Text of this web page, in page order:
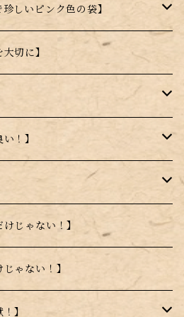
つ使用】
】
できる】
しいピンク色の袋】
切に】
】
！】
用】
じゃない！】
ゃない！】
】